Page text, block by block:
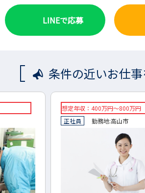
LINEで応募
条件の近いお仕事
想定年収：400万円～800万円
正社員
勤務地:高山市